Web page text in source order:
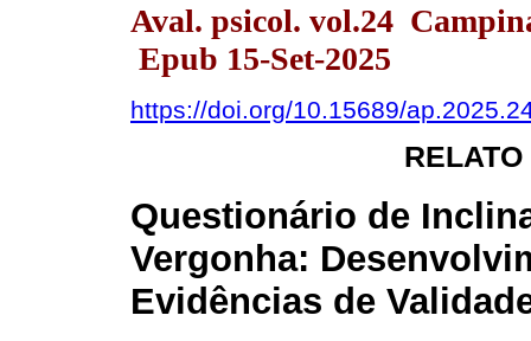
Aval. psicol. vol.24
Epub 15-Set-2025
https://doi.org/10.15689/
Questionário de
Vergonha:
Evidências de